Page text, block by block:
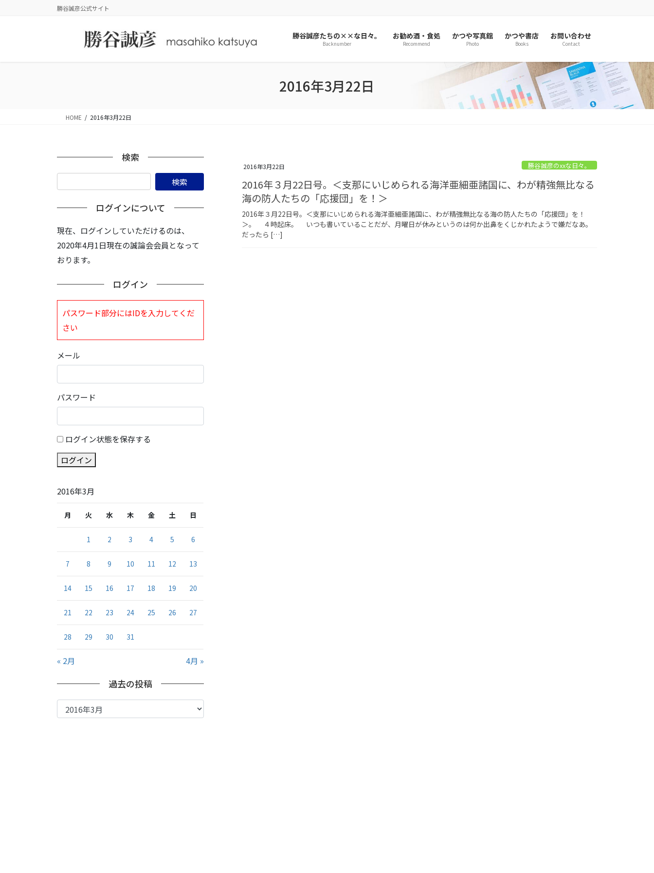
勝谷誠彦公式サイト
勝谷誠彦たちの××な日々。
Backnumber
お勧め酒・食処
Recommend
かつや写真館
Photo
かつや書店
Books
お問い合わせ
Contact
2016年3月22日
HOME 2016年3月22日
2016年3月22日 勝谷誠彦のxxな日々。
2016年３月22日号。＜支那にいじめられる海洋亜細亜諸国に、わが精強無比なる
海の防人たちの「応援団」を！＞
2016年３月22日号。＜支那にいじめられる海洋亜細亜諸国に、わが精強無比なる海の防人たちの「応援団」を！
＞。 ４時起床。 いつも書いていることだが、月曜日が休みというのは何か出鼻をくじかれたようで嫌だなあ。
だったら […]
検索
ログインについて
現在、ログインしていただけるのは、
2020年4月1日現在の誠論会会員となって
おります。
ログイン
パスワード部分にはIDを入力してくだ
さい
メール
パスワード
ログイン状態を保存する
ログイン
2016年3月
月 火 水 木 金 土 日
1 2 3 4 5 6
7 8 9 10 11 12 13
14 15 16 17 18 19 20
21 22 23 24 25 26 27
28 29 30 31
« 2月 4月 »
過去の投稿
過
去